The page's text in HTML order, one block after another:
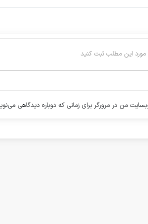
من در مرورگر برای زمانی که دوباره دیدگاهی